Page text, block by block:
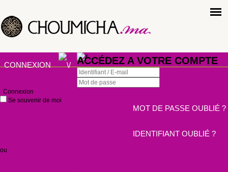
CONNEXION ACCÉDEZ A VOTRE COMPTE
Connexion
Se souvenir de moi
MOT DE PASSE OUBLIÉ ?
IDENTIFIANT OUBLIÉ ?
ou